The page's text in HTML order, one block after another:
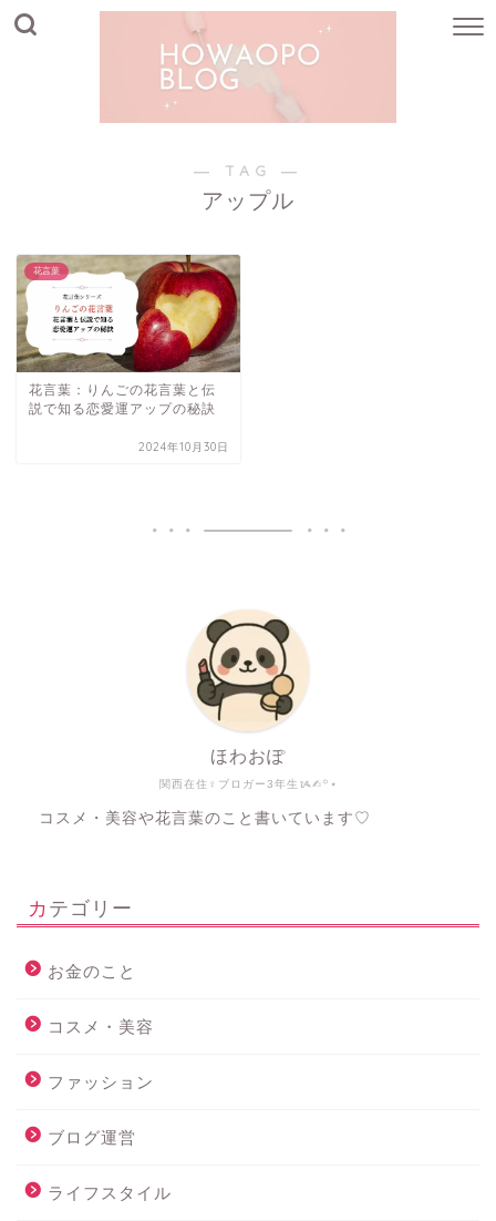
― TAG ―
アップル
花言葉
花言葉：りんごの花言葉と伝
説で知る恋愛運アップの秘訣
2024年10月30日
関西在住♀ブロガー3年生ᝰ✍︎꙳⋆
ほわおぽ
コスメ・美容や花言葉のこと書いています♡
カテゴリー
お金のこと
コスメ・美容
ファッション
ブログ運営
ライフスタイル